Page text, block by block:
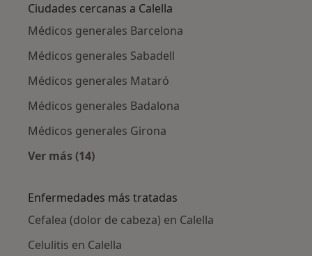
Ciudades cercanas a Calella
Médicos generales Barcelona
Médicos generales Sabadell
Médicos generales Mataró
Médicos generales Badalona
Médicos generales Girona
Ver más (14)
Enfermedades más tratadas
Cefalea (dolor de cabeza) en Calella
Celulitis en Calella